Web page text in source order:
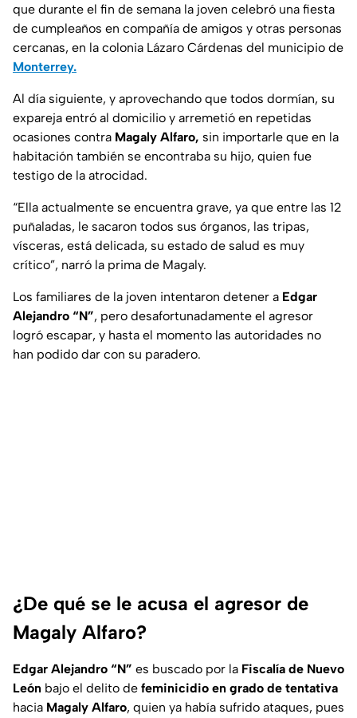
que durante el fin de semana la joven celebró una fiesta
de cumpleaños en compañía de amigos y otras personas
cercanas, en la colonia Lázaro Cárdenas del municipio de
Monterrey.
Al día siguiente, y aprovechando que todos dormían, su
expareja entró al domicilio y arremetió en repetidas
ocasiones contra Magaly Alfaro, sin importarle que en la
habitación también se encontraba su hijo, quien fue
testigo de la atrocidad.
“Ella actualmente se encuentra grave, ya que entre las 12
puñaladas, le sacaron todos sus órganos, las tripas,
vísceras, está delicada, su estado de salud es muy
crítico”, narró la prima de Magaly.
Los familiares de la joven intentaron detener a Edgar
Alejandro “N”, pero desafortunadamente el agresor
logró escapar, y hasta el momento las autoridades no
han podido dar con su paradero.
¿De qué se le acusa el agresor de
Magaly Alfaro?
Edgar Alejandro “N” es buscado por la Fiscalía de Nuevo
León bajo el delito de feminicidio en grado de tentativa
hacia Magaly Alfaro, quien ya había sufrido ataques, pues